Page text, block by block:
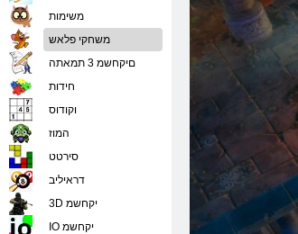
משימות
משחקי פלאש
םיקחשמ 3 תמאתה
חידות
וקודוס
המוז
סירטט
דראיליב
3D יקחשמ
IO יקחשמ